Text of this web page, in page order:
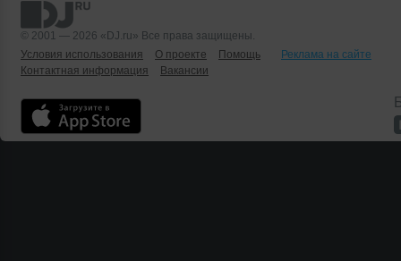
© 2001 — 2026 «DJ.ru» Все права защищены.
Условия использования
О проекте Помощь
Реклама на сайте
Контактная информация
Вакансии